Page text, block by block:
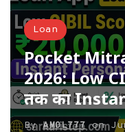
Loan
Pocket
2026: Low
तक का
ByAMOL777 on